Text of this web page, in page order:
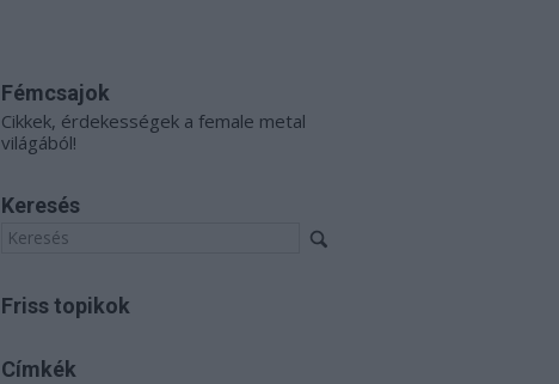
Fémcsajok
Cikkek, érdekességek a female metal
világából!
Keresés
Friss topikok
Címkék